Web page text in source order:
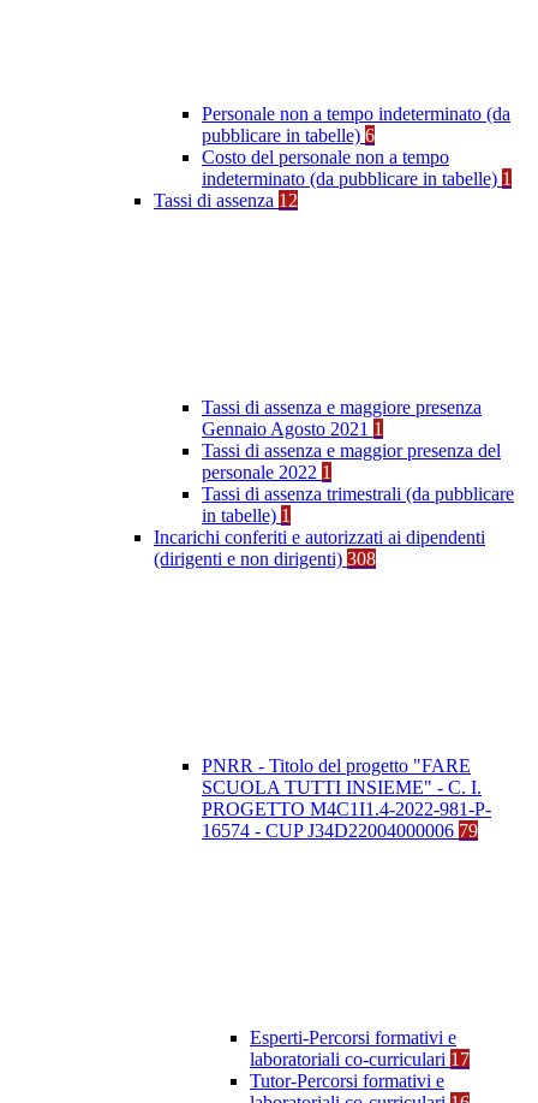
Personale non a tempo indeterminato (da
pubblicare in tabelle) 6
Costo del personale non a tempo
indeterminato (da pubblicare in tabelle) 1
Tassi di assenza 12
Tassi di assenza e maggiore presenza
Gennaio Agosto 2021 1
Tassi di assenza e maggior presenza del
personale 2022 1
Tassi di assenza trimestrali (da pubblicare
in tabelle) 1
Incarichi conferiti e autorizzati ai dipendenti
(dirigenti e non dirigenti) 308
PNRR - Titolo del progetto "FARE
SCUOLA TUTTI INSIEME" - C. I.
PROGETTO M4C1I1.4-2022-981-P-
16574 - CUP J34D22004000006 79
Esperti-Percorsi formativi e
laboratoriali co-curriculari 17
Tutor-Percorsi formativi e